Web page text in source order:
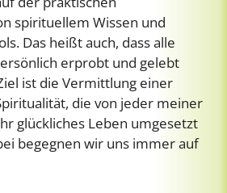
spirituellem Wissen und
Das heißt auch, dass alle
erprobt und gelebt
ist die Vermittlung einer
die von jeder meiner
glückliches Leben umgesetzt
begegnen wir uns immer auf